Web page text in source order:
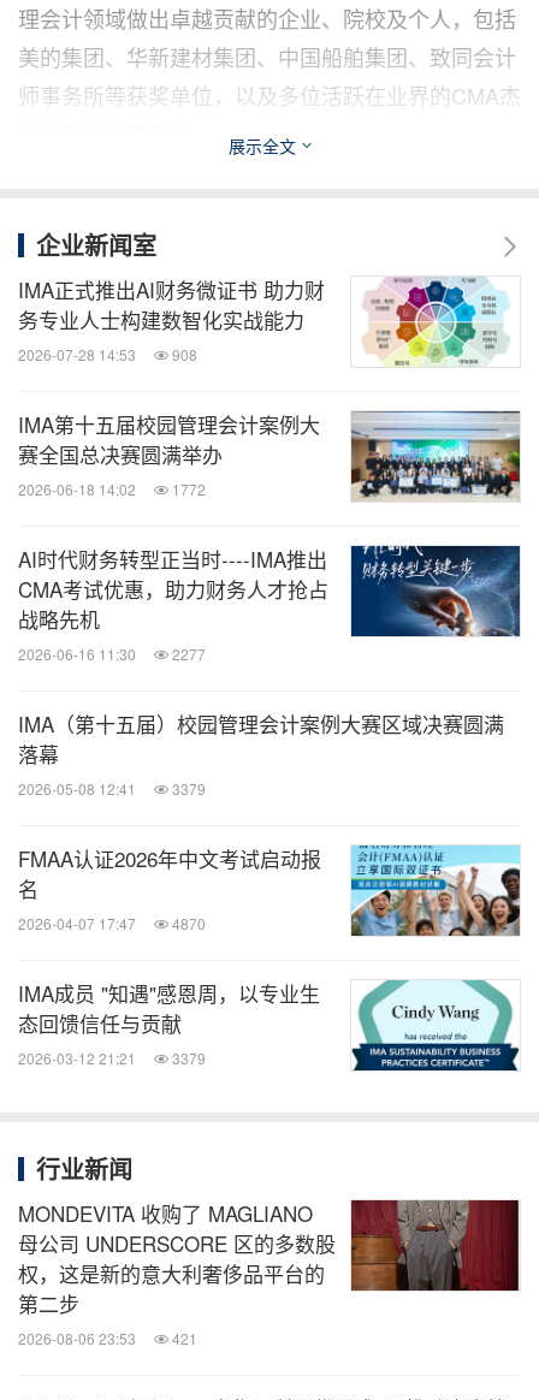
理会计领域做出卓越贡献的企业、院校及个人，包括
美的集团、华新建材集团、中国船舶集团、致同会计
师事务所等获奖单位，以及多位活跃在业界的CMA杰
宁以《数智化时代：ESG管理校验与管理会计赋能实
践》为题，系统阐述了联合国可持续发展目标的发展
脉络，指出企业应将利益相关者价值融入战略框架，
并勾勒出ESG在私营部门未来的发展蓝图。庄宁强
人工智能技术对关键绩效指标（KPI）进行数据管
理，能够实现更有效、更精准的结果导向。他进一步
重构与三级治理体系的量化机制，并结合ESG整合型
投资评估模型与动态风险预警体系，说明如何构建坚
实的风险防控屏障。他认为未来ESG在私营领域的深
化亟需融合AI技术以释放价值潜力，通过构建统一数
据底座，实现隐性价值的量化与可追溯，从而充分发
挥管理会计作为企业变革工具的作用。
带来了《微软现代财务分享：AI赋能决策，引领财务
未来》的主题演讲。她分享了微软财务在业务收入增
长3倍而财务团队仅增长30%背后的深度转型实践，
强调了成长型思维文化、统一数据平台的基础性作
用，以及Copilot等AI工具在提升员工生产力、优化业
务流程（如采购到付款、计划与分析、风险管理）及
化、密切与IT部门合作并获得管理层的支持。
在由IMA中国顾问委员会主席祝箐主持的圆桌论坛"复
合型管理人才培养与职业发展"中，中国电子财务有
限责任公司首席合规官于蕾、亚欧互联控股（北京）
展示全文
企业新闻室
IMA正式推出AI财务微证书 助力财
务专业人士构建数智化实战能力
2026-07-28 14:53 908
IMA第十五届校园管理会计案例大
赛全国总决赛圆满举办
2026-06-18 14:02 1772
AI时代财务转型正当时----IMA推出
CMA考试优惠，助力财务人才抢占
战略先机
2026-06-16 11:30 2277
IMA（第十五届）校园管理会计案例大赛区域决赛圆满
落幕
2026-05-08 12:41 3379
FMAA认证2026年中文考试启动报
名
2026-04-07 17:47 4870
IMA成员 "知遇"感恩周，以专业生
态回馈信任与贡献
2026-03-12 21:21 3379
行业新闻
MONDEVITA 收购了 MAGLIANO
母公司 UNDERSCORE 区的多数股
权，这是新的意大利奢侈品平台的
第二步
2026-08-06 23:53 421